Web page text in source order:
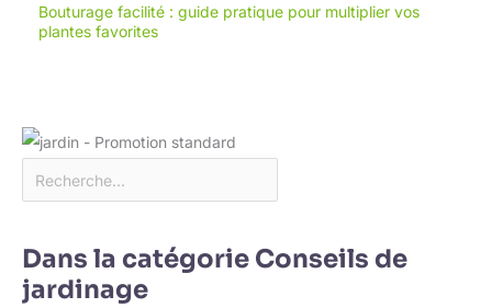
Bouturage facilité : guide pratique pour multiplier vos
plantes favorites
Dans la catégorie Conseils de
jardinage